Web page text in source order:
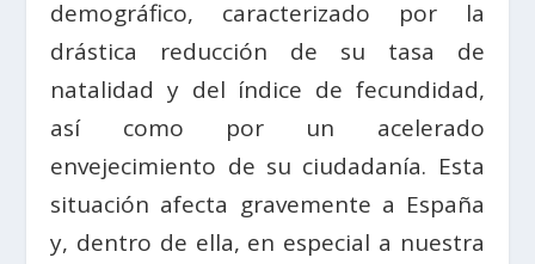
demográfico, caracterizado por la
drástica reducción de su tasa de
natalidad y del índice de fecundidad,
así como por un acelerado
envejecimiento de su ciudadanía. Esta
situación afecta gravemente a España
y, dentro de ella, en especial a nuestra